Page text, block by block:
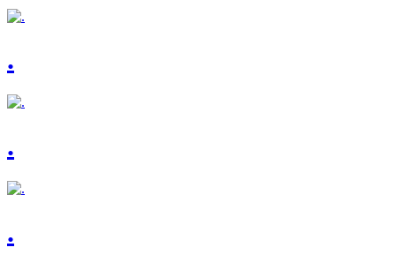
.
.
.